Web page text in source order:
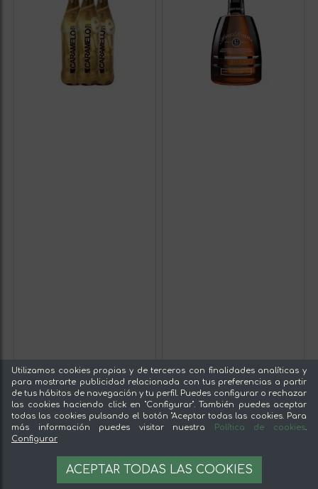
Utilizamos cookies propias y de terceros con finalidades analíticas y
para mostrarte publicidad relacionada con tus preferencias a partir
de tus hábitos de navegación y tu perfil. Puedes configurar o rechazar
las cookies haciendo click en "Configurar". También puedes aceptar
todas las cookies pulsando el botón "Aceptar todas las cookies. Para
más información puedes visitar nuestra
Política de cookies.
Configurar
ACEPTAR TODAS LAS COOKIES